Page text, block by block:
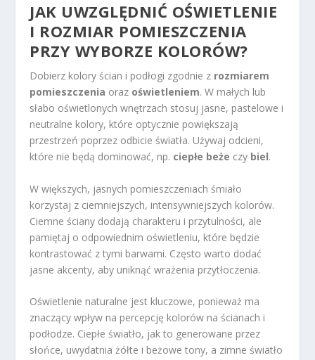
JAK UWZGLĘDNIĆ OŚWIETLENIE
I ROZMIAR POMIESZCZENIA
PRZY WYBORZE KOLORÓW?
Dobierz kolory ścian i podłogi zgodnie z rozmiarem
pomieszczenia oraz oświetleniem. W małych lub
słabo oświetlonych wnętrzach stosuj jasne, pastelowe i
neutralne kolory, które optycznie powiększają
przestrzeń poprzez odbicie światła. Używaj odcieni,
które nie będą dominować, np. ciepłe beże czy biel.
W większych, jasnych pomieszczeniach śmiało
korzystaj z ciemniejszych, intensywniejszych kolorów.
Ciemne ściany dodają charakteru i przytulności, ale
pamiętaj o odpowiednim oświetleniu, które będzie
kontrastować z tymi barwami. Często warto dodać
jasne akcenty, aby uniknąć wrażenia przytłoczenia.
Oświetlenie naturalne jest kluczowe, ponieważ ma
znaczący wpływ na percepcję kolorów na ścianach i
podłodze. Ciepłe światło, jak to generowane przez
słońce, uwydatnia żółte i beżowe tony, a zimne światło